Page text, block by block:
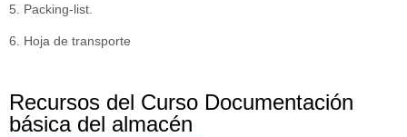
5. Packing-list.
6. Hoja de transporte
Recursos del Curso Documentación
básica del almacén